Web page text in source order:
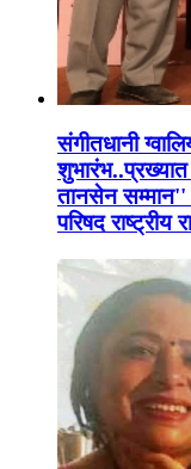
संगीतधानी
तानसेन
परिषद राष्ट्रीय